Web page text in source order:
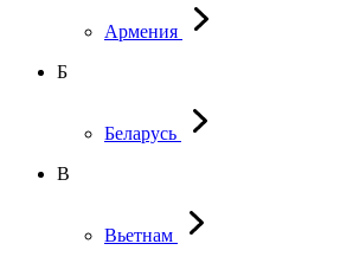
Армения
Б
Беларусь
В
Вьетнам